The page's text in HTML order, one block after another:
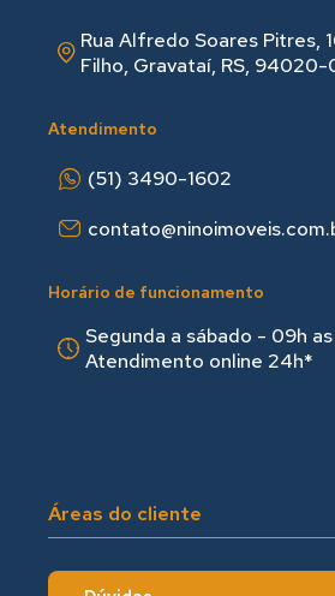
Rua Alfredo Soares Pitres,
Filho, Gravataí, RS, 94020-
Atendimento
(51) 3490-1602
Horário de funcionamento
Segunda a sábado - 09h as
Atendimento online 24h*
Áreas do cliente